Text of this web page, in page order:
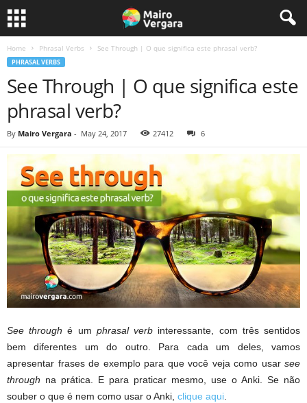
Home Phrasal Verbs See Through | O que significa este phrasal verb?
PHRASAL VERBS
See Through | O que significa este
phrasal verb?
By Mairo Vergara - May 24, 2017 27412 6
See throughé um phrasal verb interessante, com três sentidos
bem diferentes um do outro. Para cada um deles, vamos
apresentar frases de exemplo para que você veja como usar see
through na prática. E para praticar mesmo, use o Anki. Se não
souber o que é nem como usar o Anki, clique aqui